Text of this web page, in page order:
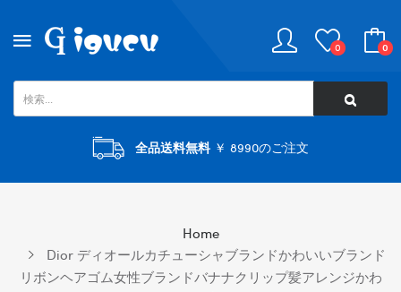
0 0
全品送料無料￥ 8990のご注文
Home
Dior ディオールカチューシャブランドかわいいブランド
リボンヘアゴム女性ブランドバナナクリップ髪アレンジかわ